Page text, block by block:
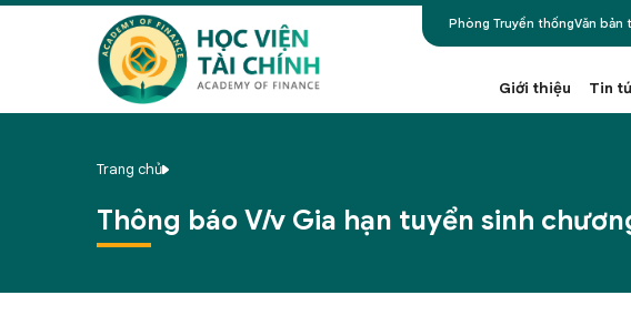
Phòng Truyền thốngVăn bản
Giới thiệu Tin
Trang chủ
Thông báo V/v Gia hạn tuyển sinh